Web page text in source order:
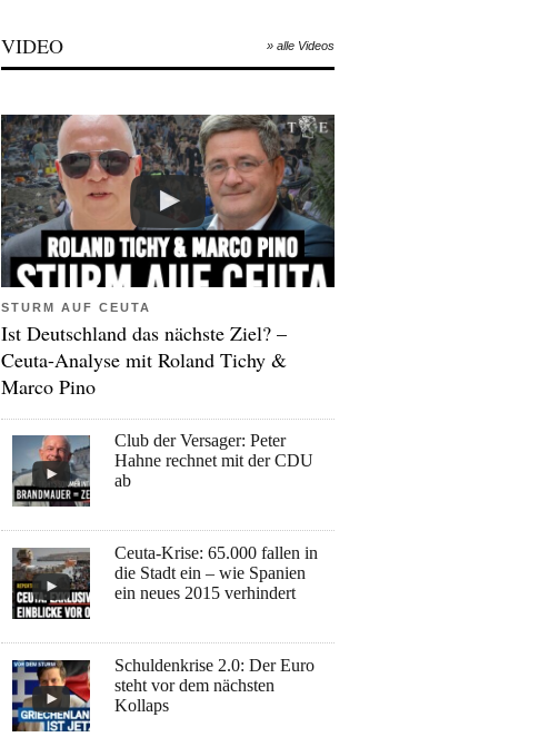
VIDEO » alle Videos
STURM AUF CEUTA
Ist Deutschland das nächste Ziel? –
Ceuta-Analyse mit Roland Tichy &
Marco Pino
Club der Versager: Peter
Hahne rechnet mit der CDU
ab
Ceuta-Krise: 65.000 fallen in
die Stadt ein – wie Spanien
ein neues 2015 verhindert
Schuldenkrise 2.0: Der Euro
steht vor dem nächsten
Kollaps